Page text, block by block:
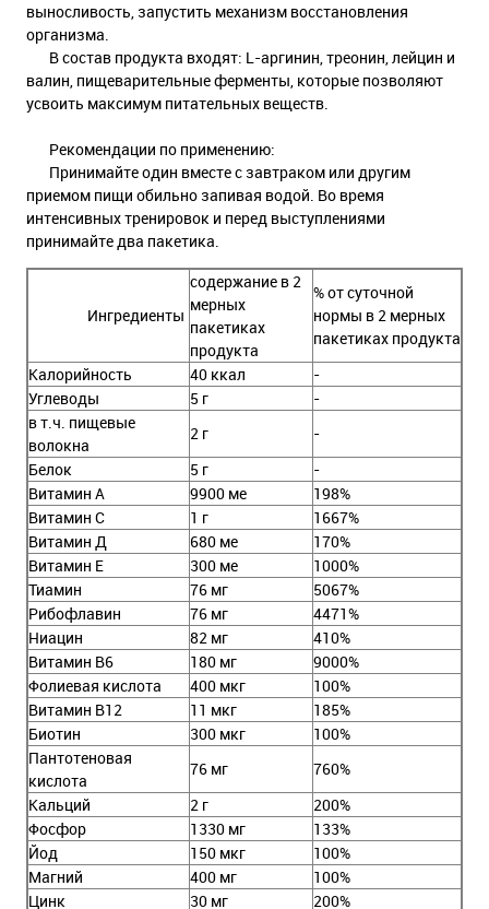
выносливость, запустить механизм восстановления
организма.
В состав продукта входят: L-аргинин, треонин, лейцин и
валин, пищеварительные ферменты, которые позволяют
усвоить максимум питательных веществ.
Рекомендации по применению:
Принимайте один вместе с завтраком или другим
приемом пищи обильно запивая водой. Во время
интенсивных тренировок и перед выступлениями
принимайте два пакетика.
Ингредиенты
содержание в 2
мерных
пакетиках
продукта
% от суточной
нормы в 2 мерных
пакетиках продукта
Калорийность
40 ккал
-
Углеводы
5 г
-
в т.ч. пищевые
волокна
2 г
-
Белок
5 г
-
Витамин А
9900 ме
198%
Витамин С
1 г
1667%
Витамин Д
680 ме
170%
Витамин Е
300 ме
1000%
Тиамин
76 мг
5067%
Рибофлавин
76 мг
4471%
Ниацин
82 мг
410%
Витамин В6
180 мг
9000%
Фолиевая кислота
400 мкг
100%
Витамин В12
11 мкг
185%
Биотин
300 мкг
100%
Пантотеновая
кислота
76 мг
760%
Кальций
2 г
200%
Фосфор
1330 мг
133%
Йод
150 мкг
100%
Магний
400 мг
100%
Цинк
30 мг 200%